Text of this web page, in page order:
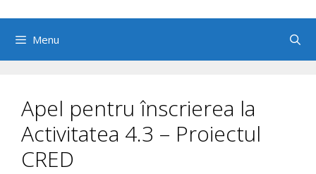
Menu
Apel pentru înscrierea la
Activitatea 4.3 – Proiectul
CRED